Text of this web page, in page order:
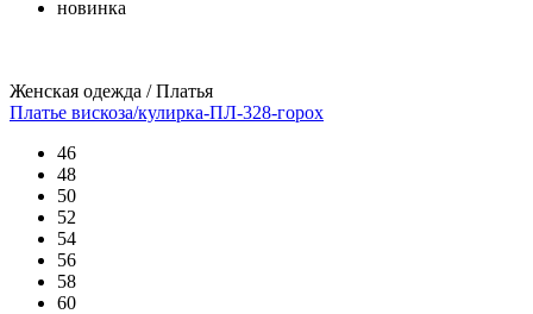
новинка
Женская одежда / Платья
Платье вискоза/кулирка-ПЛ-328-горох
46
48
50
52
54
56
58
60